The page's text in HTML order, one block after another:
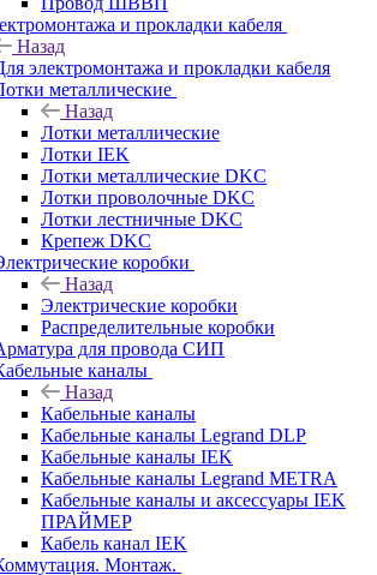
и прокладки кабеля
Назад
электромонтажа и прокладки кабеля
металлические
Назад
Лотки металлические
Лотки IEK
Лотки металлические DKC
Лотки проволочные DKC
Лотки лестничные DKC
Крепеж DKC
коробки
Назад
Электрические коробки
Распределительные коробки
для провода СИП
каналы
Назад
Кабельные каналы
Кабельные каналы Legrand DLP
Кабельные каналы IEK
Кабельные каналы Legrand METRA
Кабельные каналы и аксессуары IEK
ПРАЙМЕР
Кабель канал IEK
Монтаж.